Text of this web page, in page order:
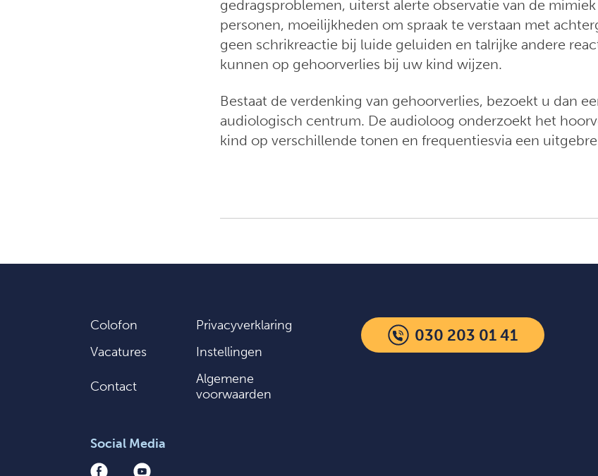
gedragsproblemen, uiterst alerte observatie van de
personen, moeilijkheden om spraak te verstaan met
geen schrikreactie bij luide geluiden en talrijke andere
kunnen op gehoorverlies bij uw kind wijzen.
Bestaat de verdenking van gehoorverlies, bezoekt u dan
audiologisch centrum. De audioloog onderzoekt het
kind op verschillende tonen en frequentiesvia een
Colofon
Privacyverklaring
Vacatures
Instellingen
Contact
Algemene
voorwaarden
Social Media
030 203 01 41